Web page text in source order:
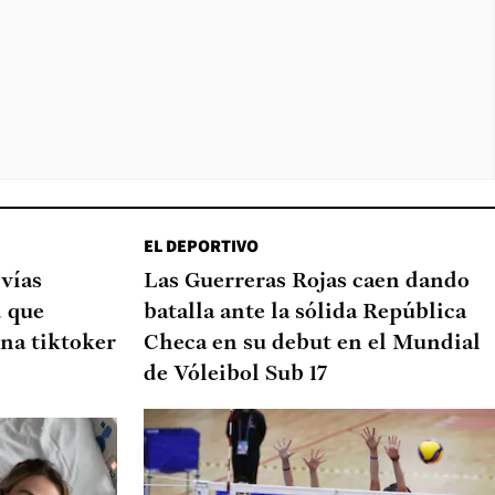
que
tiktoker
EL DEPORTIVO
Las Guerreras Rojas caen dando
batalla ante la sólida República
Checa en su debut en el Mundial
de Vóleibol Sub 17